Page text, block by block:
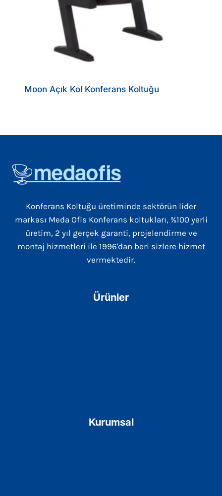
Moon Açık Kol Konferans Koltuğu
Konferans Koltuğu üretiminde sektörün lider
markası Meda Ofis Konferans koltukları, %100 yerli
üretim, 2 yıl gerçek garanti, projelendirme ve
montaj hizmetleri ile 1996'dan beri sizlere hizmet
vermektedir.
Ürünler
Kurumsal